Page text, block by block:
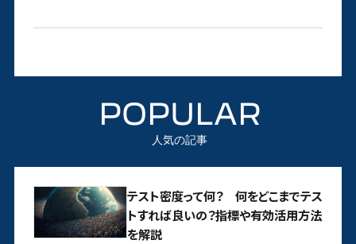
POPULAR
人気の記事
テスト密度って何？ 何をどこまでテス
トすれば良いの？指標や有効活用方法
を解説